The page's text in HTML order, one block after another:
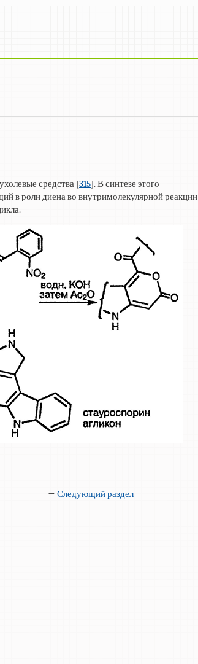
средства [315]. В синтезе этого
в роли диена во внутримолекулярной реакции
→ Следующий раздел